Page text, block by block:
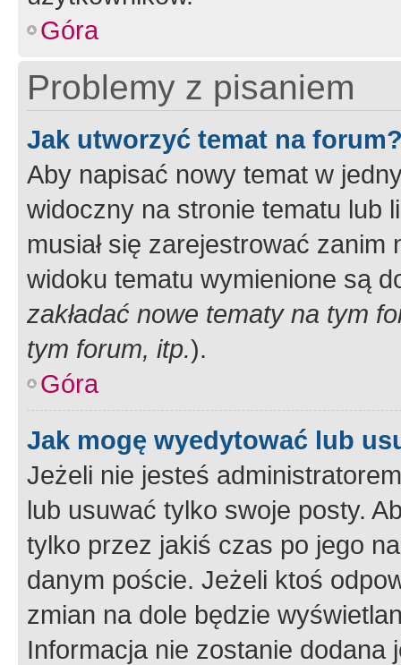
Góra
Problemy z pisaniem
Jak utworzyć temat na
Aby napisać nowy temat w
widoczny na stronie tematu lub
musiał się zarejestrować
widoku tematu wymienione są
zakładać nowe tematy na tym
tym forum, itp.).
Góra
Jak mogę wyedytować lub
Jeżeli nie jesteś
lub usuwać tylko swoje posty.
tylko przez jakiś czas po jego
danym poście. Jeżeli ktoś
zmian na dole będzie
Informacja nie zostanie dodana